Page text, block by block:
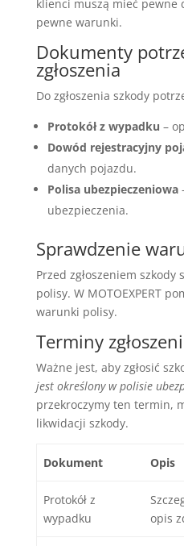
klienci muszą mieć pewne
pewne warunki.
Dokumenty
zgłoszenia
Do zgłoszenia szkody
Protokół z wypadku –
Dowód rejestracyjny
danych pojazdu.
Polisa ubezpieczeniowa
ubezpieczenia.
Sprawdzenie
Przed zgłoszeniem
polisy. W MOTOEXPERT
warunki polisy.
Terminy
Ważne jest, aby zgłosić
jest określony w polisie
przekroczymy ten termin,
likwidacji szkody.
Dokument Opis
Protokół z
wypadku
opis